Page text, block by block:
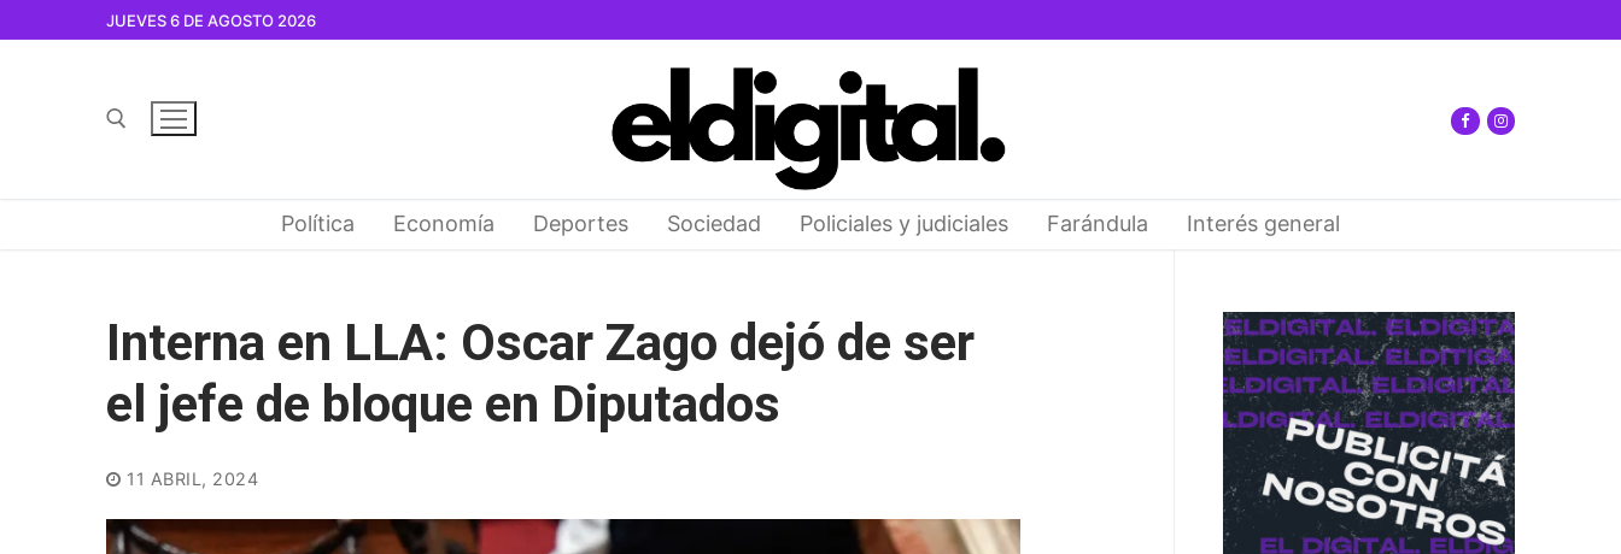
JUEVES 6 DE AGOSTO 2026
Política Economía Deportes Sociedad Policiales y judiciales Farándula Interés general
Interna en LLA: Oscar Zago dejó de ser
el jefe de bloque en Diputados
11 ABRIL, 2024